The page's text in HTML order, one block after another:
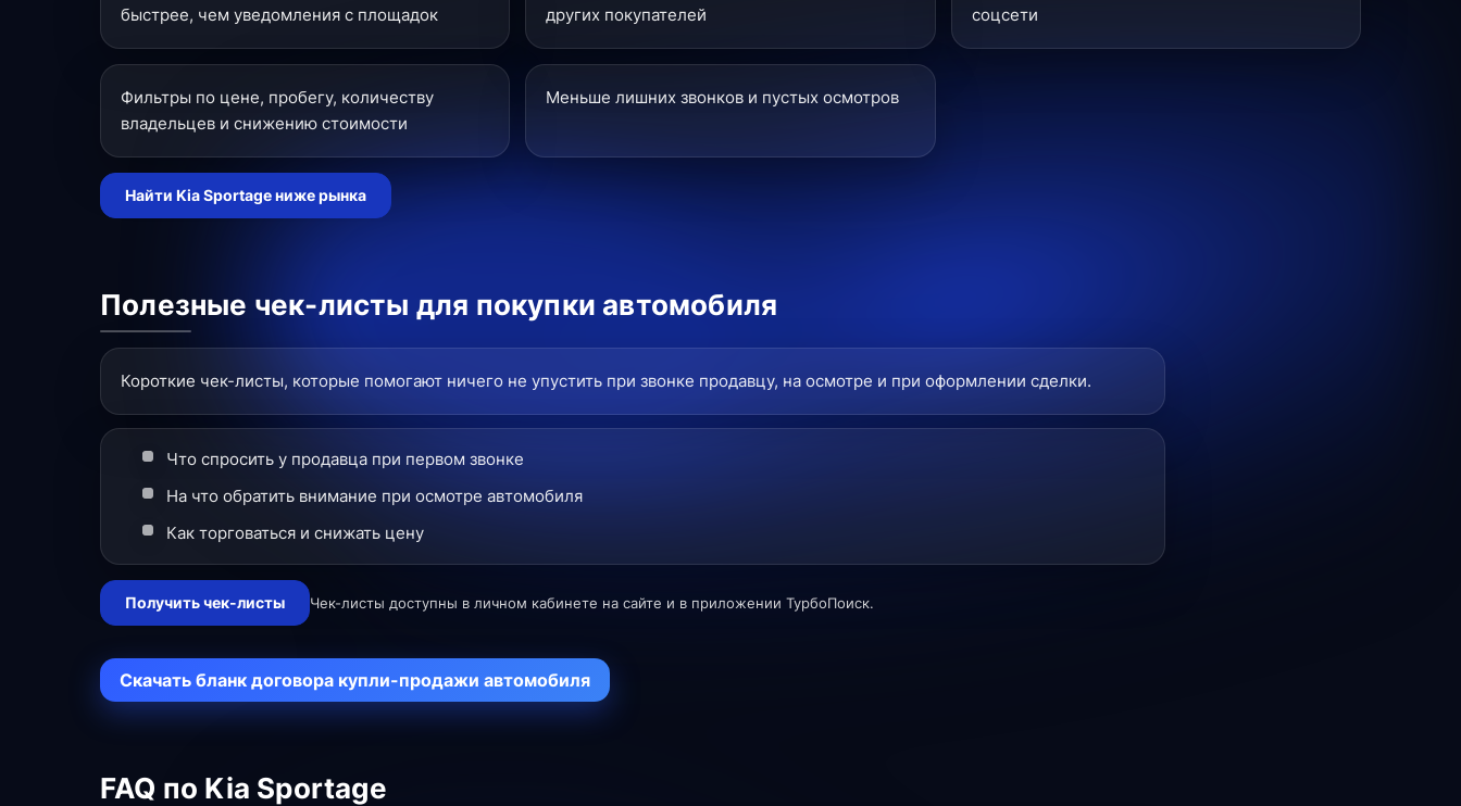
быстрее, чем уведомления с площадок
других покупателей
соцсети
Фильтры по цене, пробегу, количеству
владельцев и снижению стоимости
Меньше лишних звонков и пустых осмотров
Найти Kia Sportage ниже рынка
Полезные чек-листы для покупки автомобиля
Короткие чек-листы, которые помогают ничего не упустить при звонке продавцу, на осмотре и при оформлении сделки.
Что спросить у продавца при первом звонке
На что обратить внимание при осмотре автомобиля
Как торговаться и снижать цену
Получить чек-листы Чек-листы доступны в личном кабинете на сайте и в приложении ТурбоПоиск.
Скачать бланк договора купли-продажи автомобиля
FAQ по Kia Sportage